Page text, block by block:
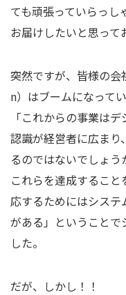
ても頑張っていらっし
お届けしたいと思って
突然ですが、皆様の
n）はブームになって
「これからの事業は
認識が経営者に広まり
るのではないでしょう
これらを達成するこ
応するためにはシス
がある」ということ
した。
だが、しかし！！